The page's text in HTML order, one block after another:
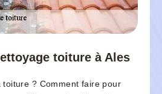
toiture à Ales
? Comment faire pour